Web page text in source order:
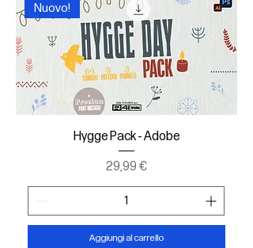
Nuovo!
Hygge Pack - Adobe
Prezzo
29,99 €
Aggiungi al carrello